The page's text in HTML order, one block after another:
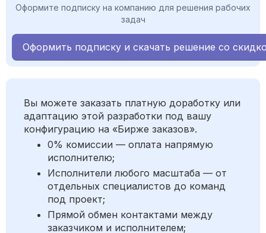
Оформите подписку на компанию для решения рабочих
задач
Оформить подписку и скачать решение со
Вы можете заказать платную доработку или
адаптацию этой разработки под вашу
конфигурацию на «Бирже заказов».
0% комиссии — оплата напрямую
исполнителю;
Исполнители любого масштаба — от
отдельных специалистов до команд
под проект;
Прямой обмен контактами между
заказчиком и исполнителем;